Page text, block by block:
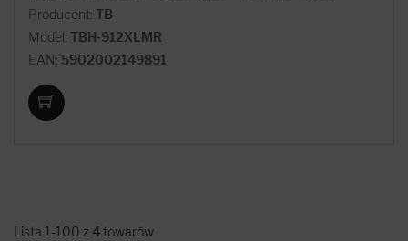
Producent: TB
Model: TBH-912XLMR
EAN: 5902002149891
Lista 1-100 z 4towarów